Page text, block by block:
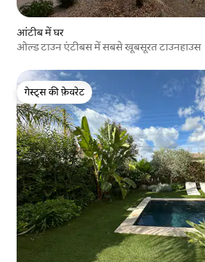
आंटीब में घर
ओल्ड टाउन एंटीबस में सबसे खूबसूरत टाउनहाउस
गेस्ट्स की फ़ेवरेट
गेस्ट्स की फ़ेवरेट